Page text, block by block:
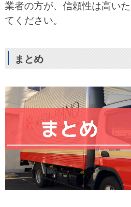
業者の方が、信頼性は高い
てください。
まとめ